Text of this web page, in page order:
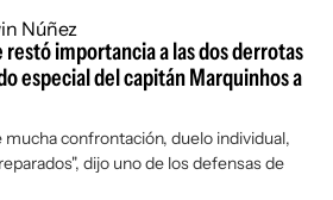
restó importancia a las dos derrotas
especial del capitán Marquinhos a
mucha confrontación, duelo individual,
dijo uno de los defensas de